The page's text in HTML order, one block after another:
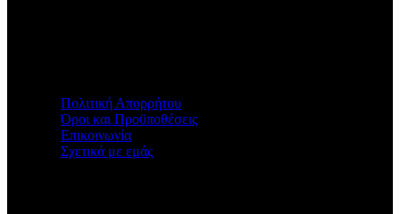
Πολιτική Απορρήτου
Όροι και Προϋποθέσεις
Επικοινωνία
Σχετικά με εμάς